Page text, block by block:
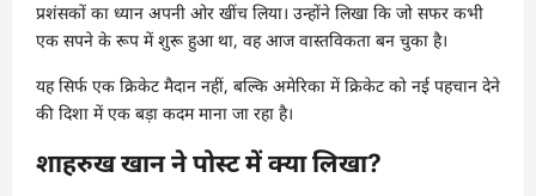
प्रशंसकों का ध्यान अपनी ओर खींच लिया। उन्होंने लिखा कि जो सफर कभी
एक सपने के रूप में शुरू हुआ था, वह आज वास्तविकता बन चुका है।
यह सिर्फ एक क्रिकेट मैदान नहीं, बल्कि अमेरिका में क्रिकेट को नई पहचान देने
की दिशा में एक बड़ा कदम माना जा रहा है।
शाहरुख खान ने पोस्ट में क्या लिखा?